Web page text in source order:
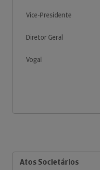
Vice-Presidente
Diretor Geral
Vogal
Atos Societários